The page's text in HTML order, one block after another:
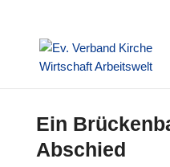
Ein
Abschied